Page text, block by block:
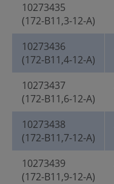
10273435
(172-B11,3-12-A)
10273436
(172-B11,4-12-A)
10273437
(172-B11,6-12-A)
10273438
(172-B11,7-12-A)
10273439
(172-B11,9-12-A)